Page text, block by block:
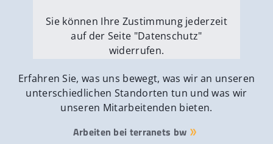
Sie können Ihre Zustimmung jederzeit
auf der Seite "Datenschutz"
widerrufen.
Externe Medien erlauben
Erfahren Sie, was uns bewegt, was wir an unseren
unterschiedlichen Standorten tun und was wir
unseren Mitarbeitenden bieten.
Arbeiten bei terranets bw